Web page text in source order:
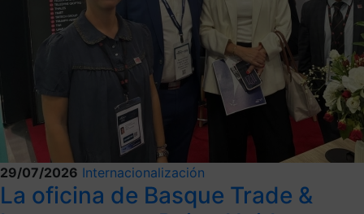
29/07/2026 Internacionalización
La oficina de Basque Trade &